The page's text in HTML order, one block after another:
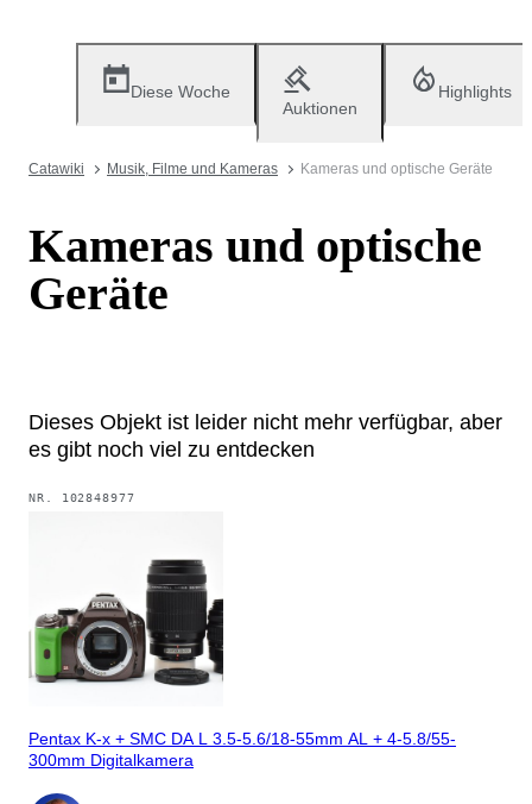
Diese Woche
Auktionen
Highlights
Catawiki Musik, Filme und Kameras Kameras und optische Geräte
Kameras und optische
Geräte
Dieses Objekt ist leider nicht mehr verfügbar, aber
es gibt noch viel zu entdecken
NR. 102848977
Pentax K-x + SMC DA L 3.5-5.6/18-55mm AL + 4-5.8/55-
300mm Digitalkamera